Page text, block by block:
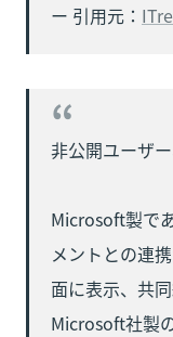
ー 引用元：
非公開ユーザ
Microsoft製で
メントとの連
面に表示、共
Microsoft社製